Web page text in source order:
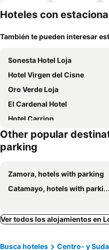
mascotas
Hoteles con
También te pueden interesar
Sonesta Hotel Loja
Hotel Virgen del Cisne
Oro Verde Loja
El Cardenal Hotel
Hotel Carrion
Zamorano Real Hotel
Hotel Libertador
Habitaciones Alkimya
Hotel Casben
Prado Hotel
Other popular
parking
Zamora, hotels with parking
Catamayo, hotels with parking
Ver todos los alojamientos en
Busca hoteles Centro- y